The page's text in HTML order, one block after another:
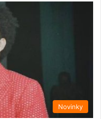
Novinky